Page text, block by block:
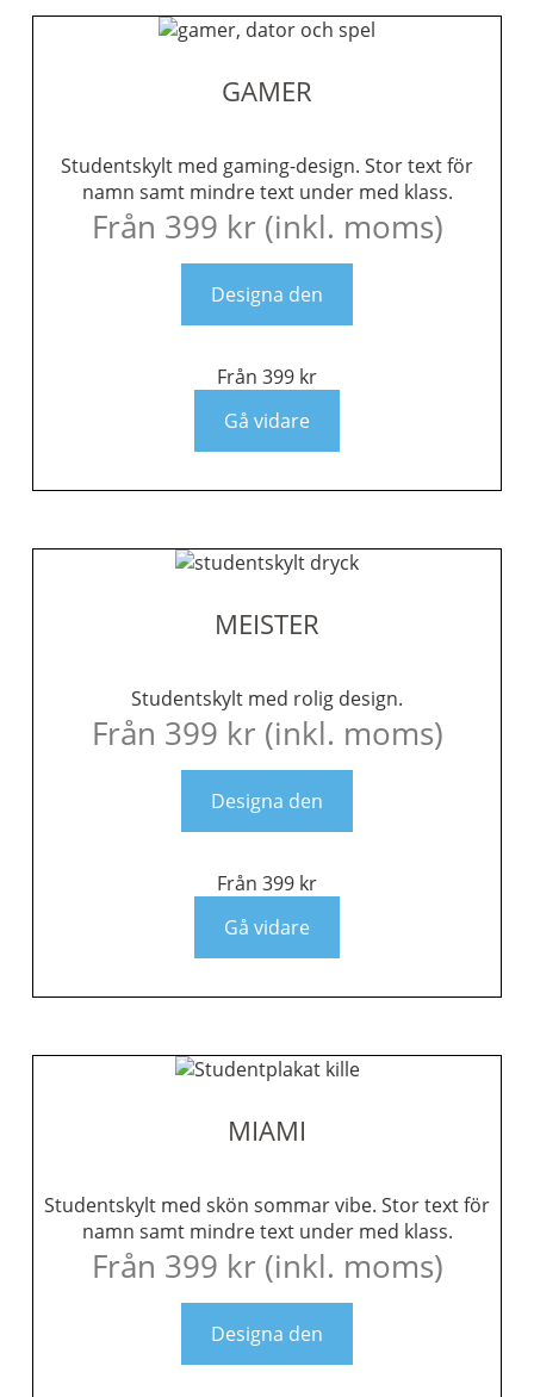
GAMER
Studentskylt med gaming-design. Stor text för
namn samt mindre text under med klass.
Från 399 kr (inkl. moms)
Designa den
Från 399 kr
Gå vidare
MEISTER
Studentskylt med rolig design.
Från 399 kr (inkl. moms)
Designa den
Från 399 kr
Gå vidare
MIAMI
Studentskylt med skön sommar vibe. Stor text för
namn samt mindre text under med klass.
Från 399 kr (inkl. moms)
Designa den